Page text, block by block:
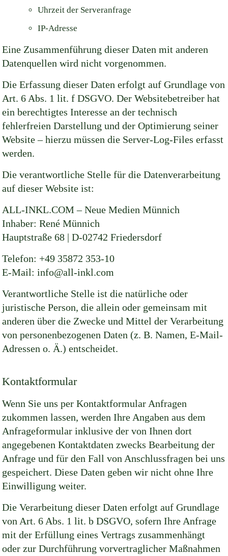
Uhrzeit der Serveranfrage
IP-Adresse
Eine Zusammenführung dieser Daten mit anderen
Datenquellen wird nicht vorgenommen.
Die Erfassung dieser Daten erfolgt auf Grundlage von
Art. 6 Abs. 1 lit. f DSGVO. Der Websitebetreiber hat
ein berechtigtes Interesse an der technisch
fehlerfreien Darstellung und der Optimierung seiner
Website – hierzu müssen die Server-Log-Files erfasst
werden.
Die verantwortliche Stelle für die Datenverarbeitung
auf dieser Website ist:
ALL-INKL.COM – Neue Medien Münnich
Inhaber: René Münnich
Hauptstraße 68 | D-02742 Friedersdorf
Telefon: +49 35872 353-10
E-Mail:info@all-inkl.com
Verantwortliche Stelle ist die natürliche oder
juristische Person, die allein oder gemeinsam mit
anderen über die Zwecke und Mittel der Verarbeitung
von personenbezogenen Daten (z. B. Namen, E-Mail-
Adressen o. Ä.) entscheidet.
Kontaktformular
Wenn Sie uns per Kontaktformular Anfragen
zukommen lassen, werden Ihre Angaben aus dem
Anfrageformular inklusive der von Ihnen dort
angegebenen Kontaktdaten zwecks Bearbeitung der
Anfrage und für den Fall von Anschlussfragen bei uns
gespeichert. Diese Daten geben wir nicht ohne Ihre
Einwilligung weiter.
Die Verarbeitung dieser Daten erfolgt auf Grundlage
von Art. 6 Abs. 1 lit. b DSGVO, sofern Ihre Anfrage
mit der Erfüllung eines Vertrags zusammenhängt
oder zur Durchführung vorvertraglicher Maßnahmen